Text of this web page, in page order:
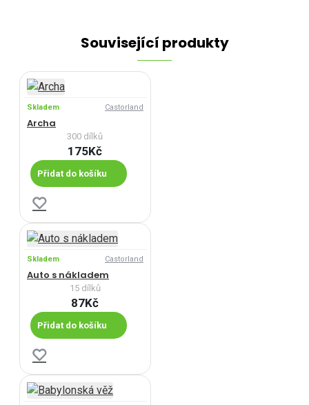
Související produkty
Skladem Castorland
Archa
300 dílků
175Kč
Přidat do košíku
Skladem Castorland
Auto s nákladem
15 dílků
87Kč
Přidat do košíku